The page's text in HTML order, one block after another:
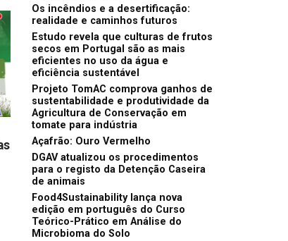
Os incêndios e a desertificação:
realidade e caminhos futuros
Estudo revela que culturas de frutos
secos em Portugal são as mais
eficientes no uso da água e
eficiência sustentável
Projeto TomAC comprova ganhos de
sustentabilidade e produtividade da
Agricultura de Conservação em
tomate para indústria
Açafrão: Ouro Vermelho
DGAV atualizou os procedimentos
para o registo da Detenção Caseira
de animais
Food4Sustainability lança nova
edição em português do Curso
Teórico-Prático em Análise do
Microbioma do Solo